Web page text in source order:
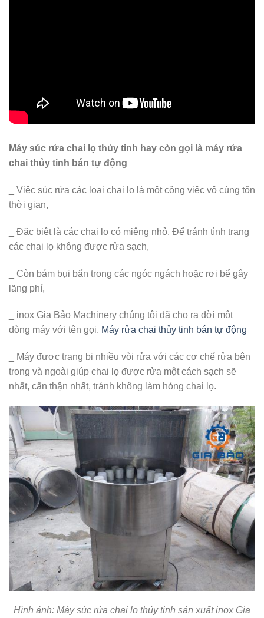
Máy súc rửa chai lọ thủy tinh hay còn gọi là máy rửa
chai thủy tinh bán tự động
_ Việc súc rửa các loại chai lọ là một công việc vô cùng tốn
thời gian,
_ Đặc biệt là các chai lọ có miệng nhỏ. Để tránh tình trạng
các chai lọ không được rửa sạch,
_ Còn bám bụi bẩn trong các ngóc ngách hoặc rơi bể gây
lãng phí,
_ inox Gia Bảo Machinery chúng tôi đã cho ra đời một
dòng máy với tên gọi. Máy rửa chai thủy tinh bán tự động
_ Máy được trang bị nhiều vòi rửa với các cơ chế rửa bên
trong và ngoài giúp chai lọ được rửa một cách sạch sẽ
nhất, cẩn thận nhất, tránh không làm hỏng chai lọ.
Hình ảnh: Máy súc rửa chai lọ thủy tinh sản xuất inox Gia